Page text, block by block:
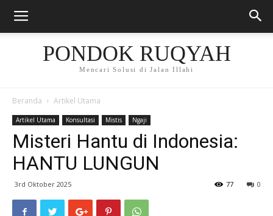
PONDOK RUQYAH
Mencari Solusi di Jalan Illahi
Beranda Artikel Utama
Artikel Utama Konsultasi Mistis Ngaji
Misteri Hantu di Indonesia:
HANTU LUNGUN
3rd Oktober 2025 0
77